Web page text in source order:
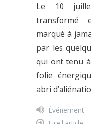
Le 10
transformé
marqué à
par les
qui ont tenu
folie
abri
Événement